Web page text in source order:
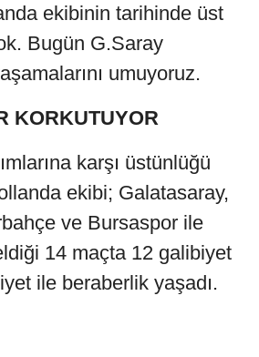
ekibinin tarihinde üst
Bugün G.Saray
umuyoruz.
KORKUTUYOR
karşı üstünlüğü
ekibi; Galatasaray,
ve Bursaspor ile
14 maçta 12 galibiyet
ile beraberlik yaşadı.